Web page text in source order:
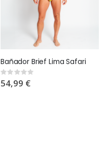
Bañador Brief Lima Safari
Rating:
0%
54,99 €